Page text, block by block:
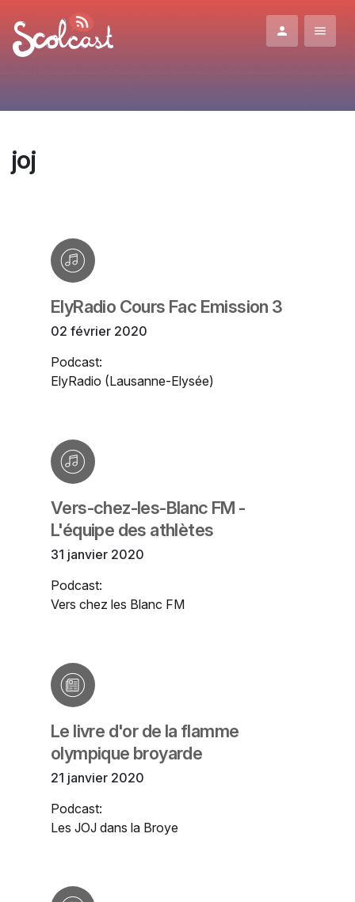
joj
ElyRadio Cours Fac Emission 3
02 février 2020
Podcast:
ElyRadio (Lausanne-Elysée)
Vers-chez-les-Blanc FM -
L'équipe des athlètes
31 janvier 2020
Podcast:
Vers chez les Blanc FM
Le livre d'or de la flamme
olympique broyarde
21 janvier 2020
Podcast:
Les JOJ dans la Broye